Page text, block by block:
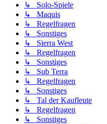
↳ Solo-Spiele
↳ Maquis
↳ Regelfragen
↳ Sonstiges
↳ Sierra West
↳ Regelfragen
↳ Sonstiges
↳ Sub Terra
↳ Regelfragen
↳ Sonstiges
↳ Tal der Kaufleute
↳ Regelfragen
↳ Sonstiges